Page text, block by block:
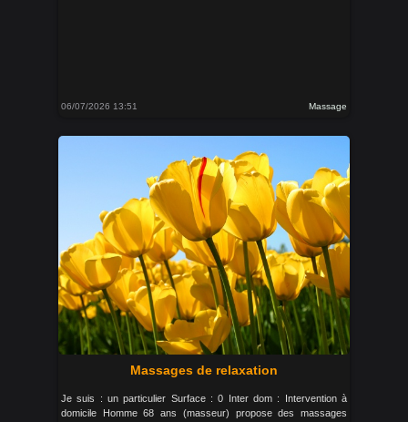
06/07/2026 13:51 Massage
Massages de relaxation
Je suis : un particulier Surface : 0 Inter dom : Intervention à
domicile Homme 68 ans (masseur) propose des massages